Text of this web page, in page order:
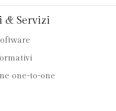
& Servizi
one-to-one